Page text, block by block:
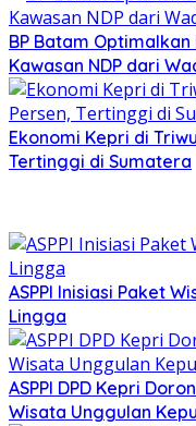
BP Batam
Kawasan NDP dari
Ekonomi Kepri di
Tertinggi di Sumatera
ASPPI Inisiasi Paket
Lingga
ASPPI DPD Kepri
Wisata Unggulan